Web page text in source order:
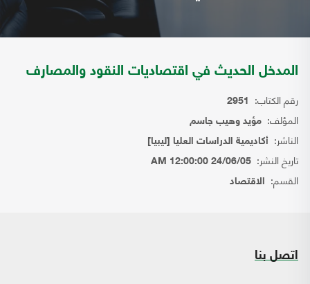
المدخل الحديث في اقتصاديات النقود والمصارف
رقم الكتاب: 2951
المؤلف: مؤيد وهيب جاسم
الناشر: أكاديمية الدراسات العليا [ليبيا]
تاريخ النشر: 24/06/05 12:00:00 AM
القسم: الاقتصاد
اتصل بنا